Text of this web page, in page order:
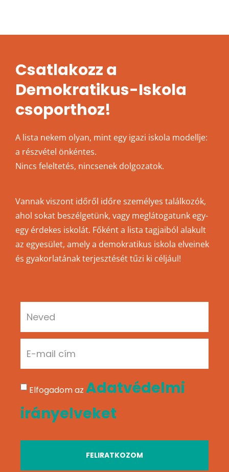
Csatlakozz a
Demokratikus-Iskola
csoporthoz!
A lista nekem olyan, mint egy igazi iskola modellje:
a részvétel önkéntes.
Nincs feleltetés, nincsenek dolgozatok.
Vannak viszont időről időre személyes találkozók,
ahol sokat beszélgetünk, vagy meglátogatunk egy-
egy érdekes iskolát. Főként a lista tagjaiból alakult
az egyesület, amely a demokratikus iskola elveinek
és gyakorlatának terjesztését tűzi ki céljául!
Elfogadom az Adatvédelmi
irányelveket
FELIRATKOZOM